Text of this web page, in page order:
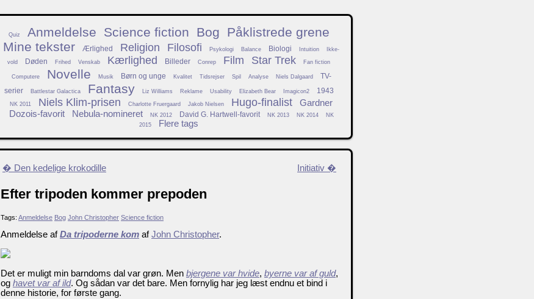
Quiz Anmeldelse Science fiction Bog
Påklistrede grene
Mine tekster
Ærlighed Religion Filosofi Psykologi Balance Biologi Intuition Ikke-
vold Døden Frihed Venskab Kærlighed Billeder Conrep Film Star Trek Fan fiction
Computere Novelle Musik Børn og unge Kvalitet Tidsrejser Spil Analyse Niels Dalgaard
TV-
serier
Battlestar Galactica Fantasy Liz Williams Reklame Usability Elizabeth Bear Imagicon2 1943
NK 2011 Niels Klim-prisen Charlotte Fruergaard Jakob Nielsen Hugo-finalist
Gardner
Dozois-favorit
Nebula-nomineret NK 2012 David G. Hartwell-favorit NK 2013 NK 2014
NK
2015
Flere tags
� Den kedelige krokodille Initiativ �
Efter tripoden kommer prepoden
Tags: Anmeldelse Bog John Christopher Science fiction
Anmeldelse afDa tripoderne kom afJohn Christopher.
Det er muligt min barndoms dal var grøn. Men bjergene var hvide, byerne var af guld,
og havet var af ild. Og sådan var det bare. Men fornylig har jeg læst endnu et bind i
denne historie, for første gang.